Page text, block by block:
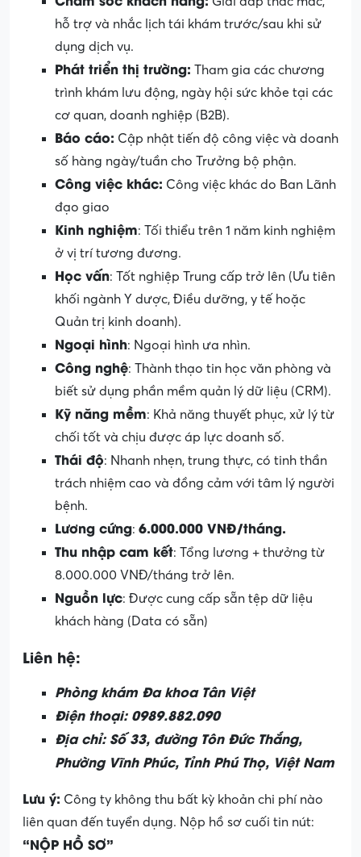
hỗ trợ và nhắc lịch tái khám trước/sau khi sử
dụng dịch vụ.
Phát triển thị trường: Tham gia các chương
trình khám lưu động, ngày hội sức khỏe tại các
cơ quan, doanh nghiệp (B2B).
Báo cáo: Cập nhật tiến độ công việc và doanh
số hàng ngày/tuần cho Trưởng bộ phận.
Công việc khác: Công việc khác do Ban Lãnh
đạo giao
Kinh nghiệm: Tối thiểu trên 1 năm kinh nghiệm
ở vị trí tương đương.
Học vấn: Tốt nghiệp Trung cấp trở lên (Ưu tiên
khối ngành Y dược, Điều dưỡng, y tế hoặc
Quản trị kinh doanh).
Ngoại hình: Ngoại hình ưa nhìn.
Công nghệ: Thành thạo tin học văn phòng và
biết sử dụng phần mềm quản lý dữ liệu (CRM).
Kỹ năng mềm: Khả năng thuyết phục, xử lý từ
chối tốt và chịu được áp lực doanh số.
Thái độ: Nhanh nhẹn, trung thực, có tinh thần
trách nhiệm cao và đồng cảm với tâm lý người
bệnh.
Lương cứng: 6.000.000 VNĐ/tháng.
Thu nhập cam kết: Tổng lương + thưởng từ
8.000.000 VNĐ/tháng trở lên.
Nguồn lực: Được cung cấp sẵn tệp dữ liệu
khách hàng (Data có sẵn)
Liên hệ:
Phòng khám Đa khoa Tân Việt
Điện thoại: 0989.882.090
Địa chỉ: Số 33, đường Tôn Đức Thắng,
Phường Vĩnh Phúc, Tỉnh Phú Thọ, Việt Nam
Lưu ý: Công ty không thu bất kỳ khoản chi phí nào
liên quan đến tuyển dụng. Nộp hồ sơ cuối tin nút:
“NỘP HỒ SƠ”